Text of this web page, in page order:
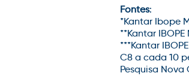
Fontes:
*Kantar Ibope
**Kantar
***Kantar
C8 a cada 10
Pesquisa